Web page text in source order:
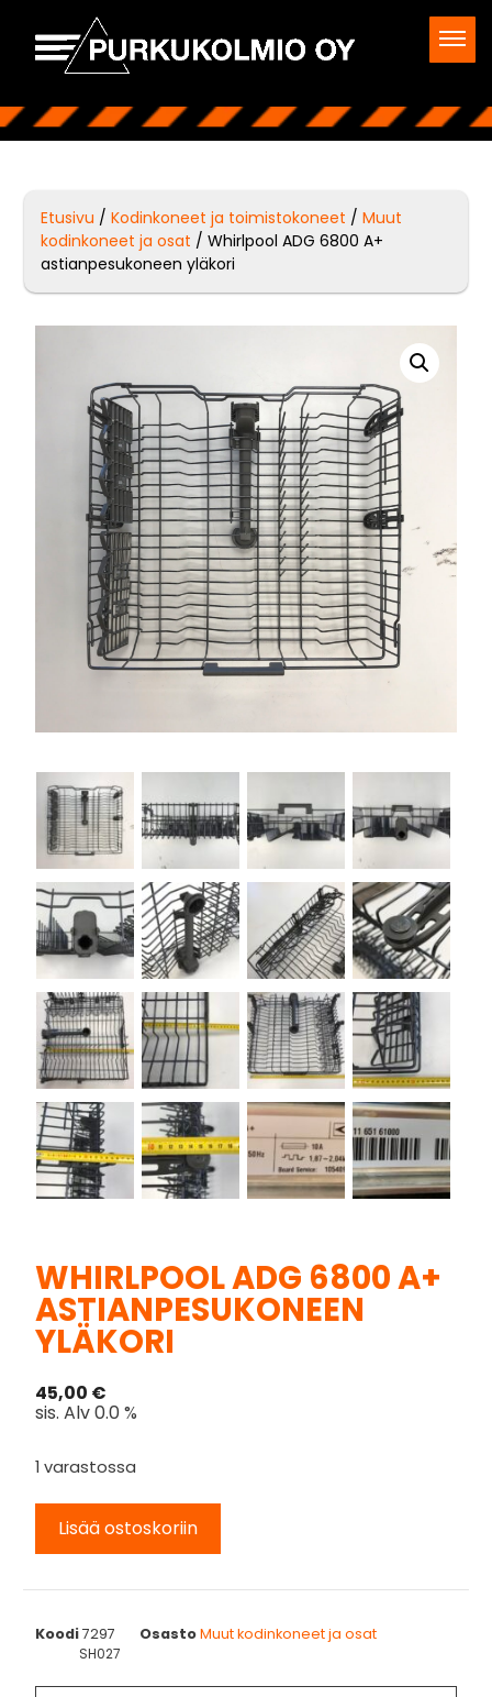
Etusivu /Kodinkoneet ja toimistokoneet /Muut
kodinkoneet ja osat / Whirlpool ADG 6800 A+
astianpesukoneen yläkori
WHIRLPOOL ADG 6800 A+
ASTIANPESUKONEEN
YLÄKORI
45,00 €
sis. Alv 0.0 %
1 varastossa
Lisää ostoskoriin
Koodi7297 OsastoMuut kodinkoneet ja osat
SH027